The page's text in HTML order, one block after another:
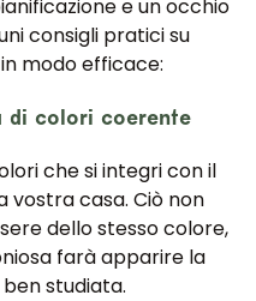
e un occhio
consigli pratici su
modo efficace:
di colori coerente
che si integri con il
casa. Ciò non
dello stesso colore,
farà apparire la
studiata.